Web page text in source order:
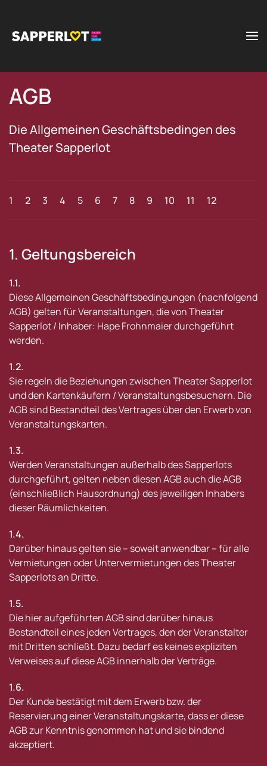
Zum Hauptinhalt springen
AGB
Die Allgemeinen Geschäftsbedingen des
Theater Sapperlot
1 2 3 4 5 6 7 8 9 10 11 12
1. Geltungsbereich
1.1.
Diese Allgemeinen Geschäftsbedingungen (nachfolgend
AGB) gelten für Veranstaltungen, die von Theater
Sapperlot / Inhaber: Hape Frohnmaier durchgeführt
werden.
1.2.
Sie regeln die Beziehungen zwischen Theater Sapperlot
und den Kartenkäufern / Veranstaltungsbesuchern. Die
AGB sind Bestandteil des Vertrages über den Erwerb von
Veranstaltungskarten.
1.3.
Werden Veranstaltungen außerhalb des Sapperlots
durchgeführt, gelten neben diesen AGB auch die AGB
(einschließlich Hausordnung) des jeweiligen Inhabers
dieser Räumlichkeiten.
1.4.
Darüber hinaus gelten sie – soweit anwendbar – für alle
Vermietungen oder Untervermietungen des Theater
Sapperlots an Dritte.
1.5.
Die hier aufgeführten AGB sind darüber hinaus
Bestandteil eines jeden Vertrages, den der Veranstalter
mit Dritten schließt. Dazu bedarf es keines expliziten
Verweises auf diese AGB innerhalb der Verträge.
1.6.
Der Kunde bestätigt mit dem Erwerb bzw. der
Reservierung einer Veranstaltungskarte, dass er diese
AGB zur Kenntnis genommen hat und sie bindend
akzeptiert.